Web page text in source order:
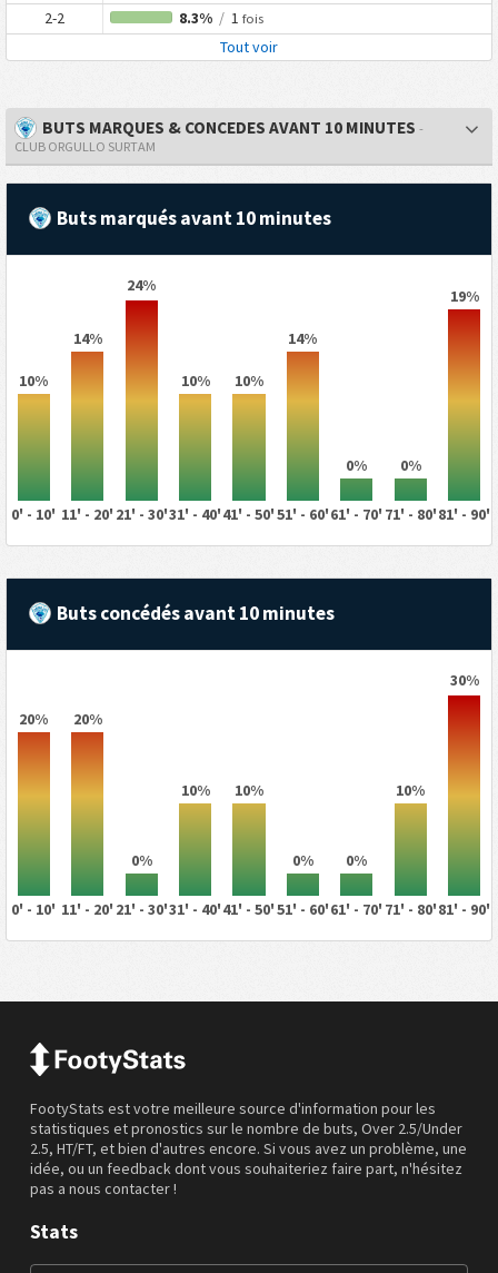
2-2 8.3% /1 fois
Tout voir
BUTS MARQUES & CONCEDES AVANT 10 MINUTES -
CLUB ORGULLO SURTAM
Buts marqués avant 10 minutes
10%
14%
24%
10% 10%
14%
0% 0%
19%
0' - 10' 11' - 20' 21' - 30'31' - 40'41' - 50'51' - 60'61' - 70' 71' - 80'81' - 90'
Buts concédés avant 10 minutes
20% 20%
0%
10% 10%
0% 0%
10%
30%
0' - 10' 11' - 20' 21' - 30'31' - 40'41' - 50'51' - 60'61' - 70' 71' - 80'81' - 90'
FootyStats est votre meilleure source d'information pour les
statistiques et pronostics sur le nombre de buts, Over 2.5/Under
2.5, HT/FT, et bien d'autres encore. Si vous avez un problème, une
idée, ou un feedback dont vous souhaiteriez faire part, n'hésitez
pas a nous contacter !
Stats